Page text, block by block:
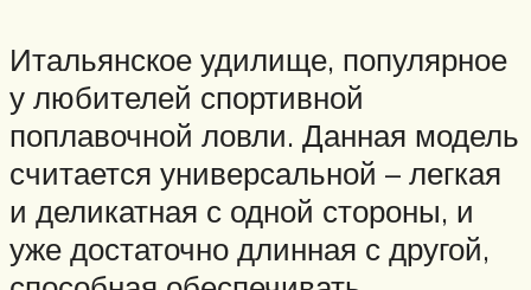
Итальянское удилище, популярное
у любителей спортивной
поплавочной ловли. Данная модель
считается универсальной – легкая
и деликатная с одной стороны, и
уже достаточно длинная с другой,